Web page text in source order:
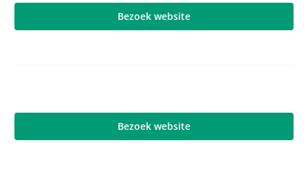
Bezoek website
Bezoek website